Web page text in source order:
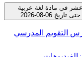
في مادة لغة عربية
08-2026
التقويم المدرسي